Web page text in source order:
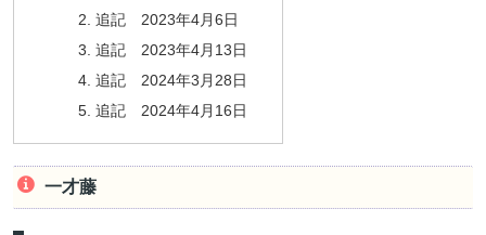
追記 2023年4月6日
追記 2023年4月13日
追記 2024年3月28日
追記 2024年4月16日
一才藤